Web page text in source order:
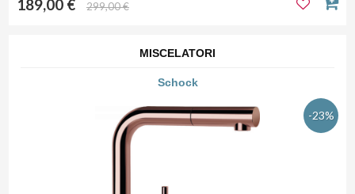
189,00 € 299,00 €
MISCELATORI
Schock
-23%